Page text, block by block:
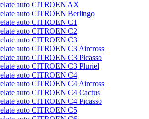
auto CITROEN AX
auto CITROEN Berlingo
auto CITROEN C1
auto CITROEN C2
auto CITROEN C3
auto CITROEN C3 Aircross
auto CITROEN C3 Picasso
auto CITROEN C3 Pluriel
auto CITROEN C4
auto CITROEN C4 Aircross
auto CITROEN C4 Cactus
auto CITROEN C4 Picasso
auto CITROEN C5